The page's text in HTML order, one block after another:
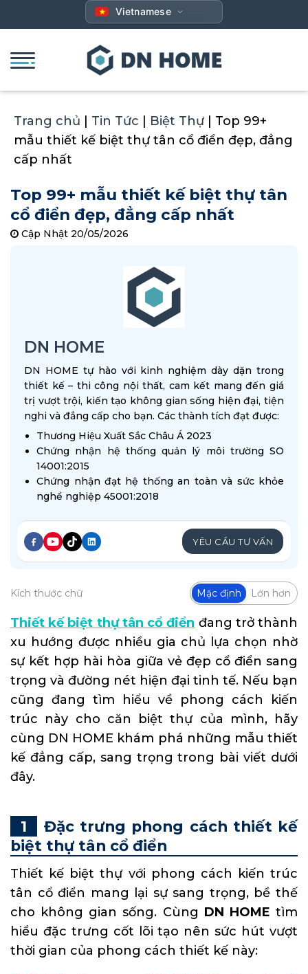
qua
dung
Vietnamese
Trang chủ Tin Tức Biệt Thự
Top 99+
mẫu thiết kế biệt thự tân cổ điển đẹp, đẳng
cấp nhất
Top 99+ mẫu thiết kế biệt thự tân
cổ điển đẹp, đẳng cấp nhất
Cập Nhật 20/05/2026
DN HOME
DN HOME tự hào với kinh nghiệm dày dặn trong
thiết kế – thi công nội thất, cam kết mang đến giá
trị vượt trội, kiến tạo không gian sống hiện đại, tiện
nghi và đẳng cấp cho bạn. Các thành tích đạt được:
Thương Hiệu Xuất Sắc Châu Á 2023
Chứng nhận hệ thống quản lý môi trường SO
14001:2015
Chứng nhận đạt hệ thống an toàn và sức khỏe
nghề nghiệp 45001:2018
YÊU CẦU TƯ VẤN
Kích thước chữ Mặc định Lớn hơn
Thiết kế biệt thự tân cổ điển đang trở thành
xu hướng được nhiều gia chủ lựa chọn nhờ
sự kết hợp hài hòa giữa vẻ đẹp cổ điển sang
trọng và đường nét hiện đại tinh tế. Nếu bạn
cũng đang tìm hiểu về phong cách kiến
trúc này cho căn biệt thự của mình, hãy
cùng DN HOME khám phá những mẫu thiết
kế đẳng cấp, sang trọng trong bài viết dưới
đây.
Đặc trưng phong cách thiết kế
biệt thự tân cổ điển
Thiết kế biệt thự với phong cách kiến trúc
tân cổ điển mang lại sự sang trọng, bề thế
cho không gian sống. Cùng DN HOME tìm
hiểu đặc trưng cốt lõi tạo nên sức hút vượt
thời gian của phong cách thiết kế này: